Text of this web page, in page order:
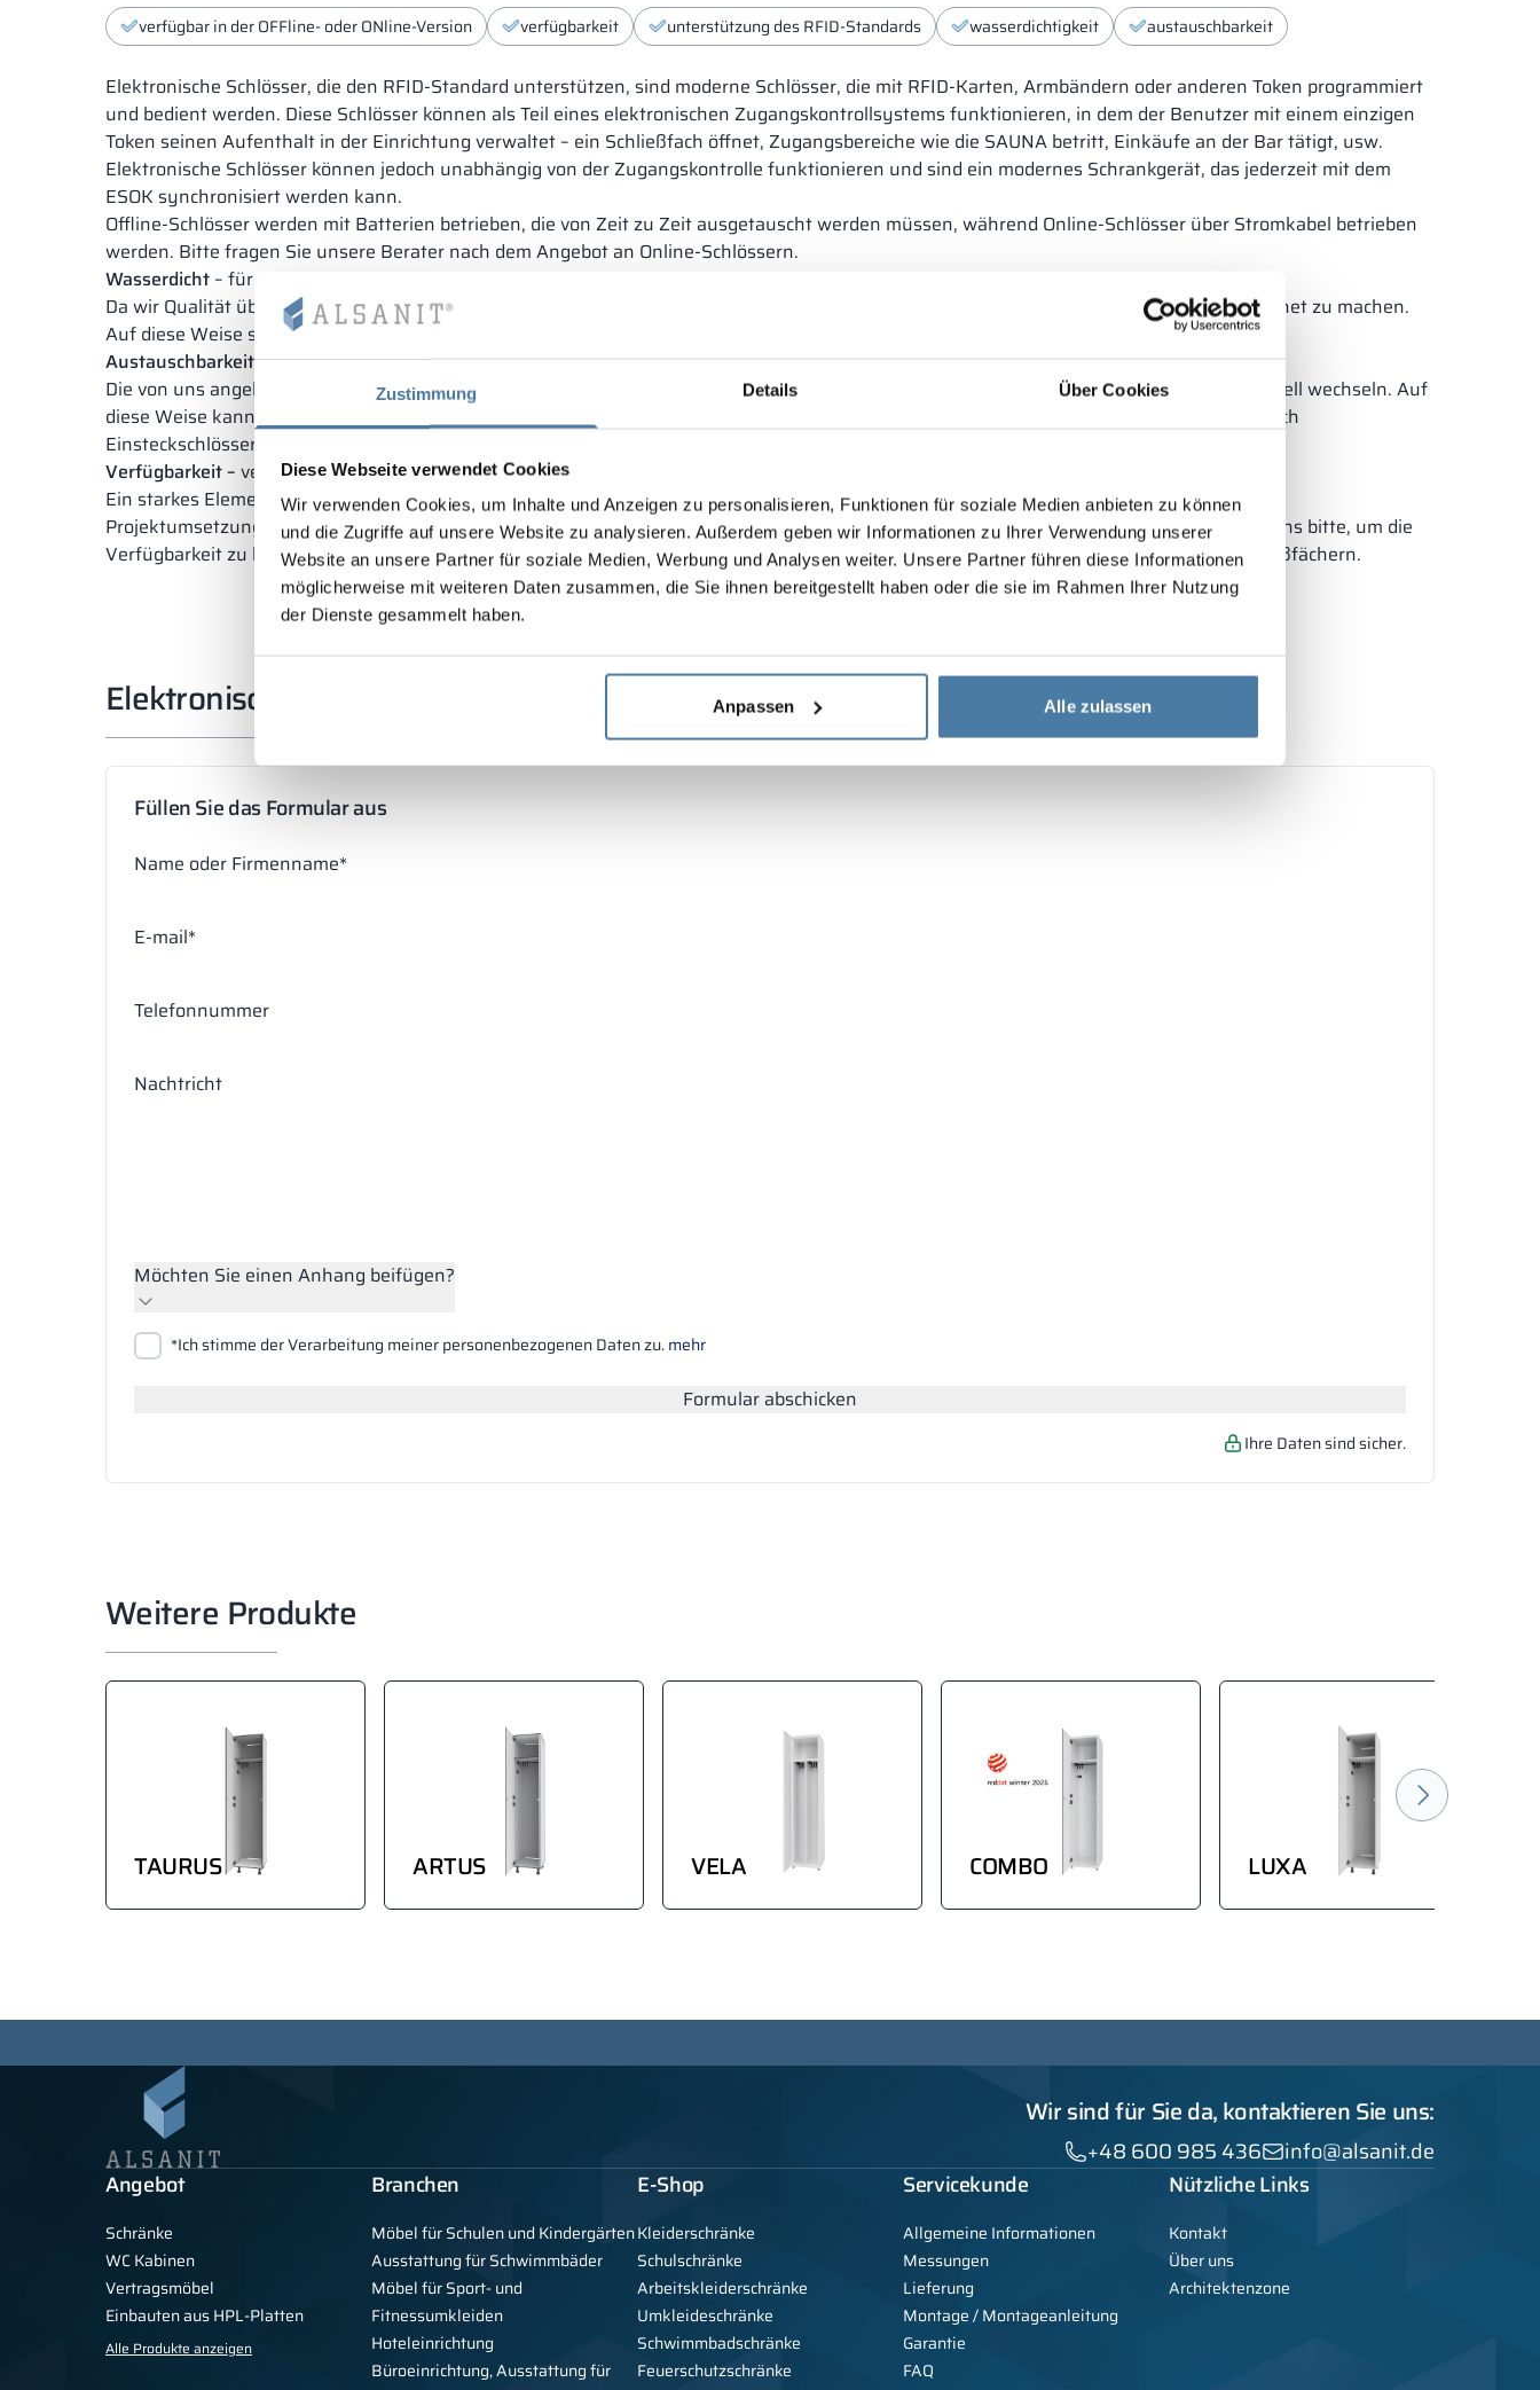
Zustimmung Details Über Cookies
Diese Webseite verwendet Cookies
Wir verwenden Cookies, um Inhalte und Anzeigen zu personalisieren, Funktionen für soziale Medien anbieten zu können
und die Zugriffe auf unsere Website zu analysieren. Außerdem geben wir Informationen zu Ihrer Verwendung unserer
Website an unsere Partner für soziale Medien, Werbung und Analysen weiter. Unsere Partner führen diese Informationen
möglicherweise mit weiteren Daten zusammen, die Sie ihnen bereitgestellt haben oder die sie im Rahmen Ihrer Nutzung
der Dienste gesammelt haben.
Anpassen Alle zulassen
verfügbar in der OFFline- oder ONline-Version verfügbarkeit unterstützung des RFID-Standards wasserdichtigkeit austauschbarkeit
Elektronische Schlösser, die den RFID-Standard unterstützen, sind moderne Schlösser, die mit RFID-Karten, Armbändern oder anderen Token programmiert
und bedient werden. Diese Schlösser können als Teil eines elektronischen Zugangskontrollsystems funktionieren, in dem der Benutzer mit einem einzigen
Token seinen Aufenthalt in der Einrichtung verwaltet – ein Schließfach öffnet, Zugangsbereiche wie die SAUNA betritt, Einkäufe an der Bar tätigt, usw.
Elektronische Schlösser können jedoch unabhängig von der Zugangskontrolle funktionieren und sind ein modernes Schrankgerät, das jederzeit mit dem
ESOK synchronisiert werden kann.
Offline-Schlösser werden mit Batterien betrieben, die von Zeit zu Zeit ausgetauscht werden müssen, während Online-Schlösser über Stromkabel betrieben
werden. Bitte fragen Sie unsere Berater nach dem Angebot an Online-Schlössern.
Wasserdicht – für den Einsatz unter allen Bedingungen
Da wir Qualität über alles stellen, haben wir uns entschlossen, alle Schlösser, die wir anbieten, für die Verwendung in Nassbereichen geeignet zu machen.
Auf diese Weise stellen wir sicher, dass die Schlösser unter allen Bedingungen sicher verwendet werden können.
Austauschbarkeit– ersetzen Sie Schlösser, nicht Türen
Die von uns angebotenen Schlossmodelle können jederzeit ausgetauscht werden, indem Sie von einem niedrigeren zu einem höheren Modell wechseln. Auf
diese Weise kann die Garderobe aufgerüstet werden, ohne dass ein kostspieliger Türaustausch erforderlich ist. Wenn Sie die Schlösser durch
Einsteckschlösser oder elektronische Schlösser ersetzen, sind zusätzliche Löcher erforderlich.
Verfügbarkeit – verschwenden Sie keine Zeit mit Warten
Ein starkes Element unseres Angebots ist die Verfügbarkeit von Schlössern auf ALSANIT-Magazinen, wodurch sich der Zeitaufwand für die
Projektumsetzung erheblich verringert. Für Projekte mit Einsteck- oder Kombinationsschlössern über 200 Schließfächer kontaktieren Sie uns bitte, um die
Verfügbarkeit zu bestätigen. Für elektronische Schlösser fragen Sie uns bitte nach der Verfügbarkeit bei Projekten mit mehr als 500 Schließfächern.
Elektronisches Schloss (individuelles Angebot)
Füllen Sie das Formular aus
Name oder Firmenname*
E-mail*
Telefonnummer
Nachtricht
Möchten Sie einen Anhang beifügen?
Dateien anhängen
*Ich stimme der Verarbeitung meiner personenbezogenen Daten zu.mehr
Formular abschicken
Ihre Daten sind sicher.
Weitere Produkte
TAURUS ARTUS VELA COMBO LUXA
Wir sind für Sie da, kontaktieren Sie uns:
+48 600 985 436
info@alsanit.de
Angebot
Schränke
WC Kabinen
Vertragsmöbel
Einbauten aus HPL-Platten
Alle Produkte anzeigen
Branchen
Möbel für Schulen und Kindergärten
Ausstattung für Schwimmbäder
Möbel für Sport- und
Fitnessumkleiden
Hoteleinrichtung
Büroeinrichtung, Ausstattung für
E-Shop
Kleiderschränke
Schulschränke
Arbeitskleiderschränke
Umkleideschränke
Schwimmbadschränke
Feuerschutzschränke
Servicekunde
Allgemeine Informationen
Messungen
Lieferung
Montage / Montageanleitung
Garantie
FAQ
Nützliche Links
Kontakt
Über uns
Architektenzone